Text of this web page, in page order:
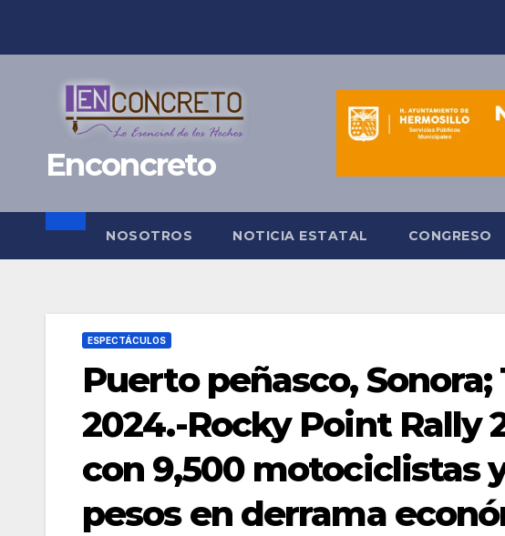
Enconcreto
NOSOTROS NOTICIA ESTATAL CONGRESO
ESPECTÁCULOS
Puerto peñasco,
2024.-Rocky Point Rally
con 9,500 motociclistas
pesos en derrama